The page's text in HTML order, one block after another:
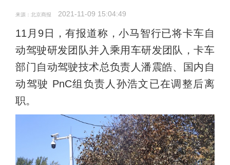
来源：北京商报 2021-11-09 15:04:49
11月9日，有报道称，小马智行已将卡车自
动驾驶研发团队并入乘用车研发团队，卡车
部门自动驾驶技术总负责人潘震皓、国内自
动驾驶 PnC组负责人孙浩文已在调整后离
职。